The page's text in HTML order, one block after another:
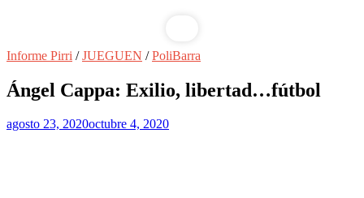
Informe Pirri /JUEGUEN /PoliBarra
Ángel Cappa: Exilio, libertad…fútbol
agosto 23, 2020octubre 4, 2020